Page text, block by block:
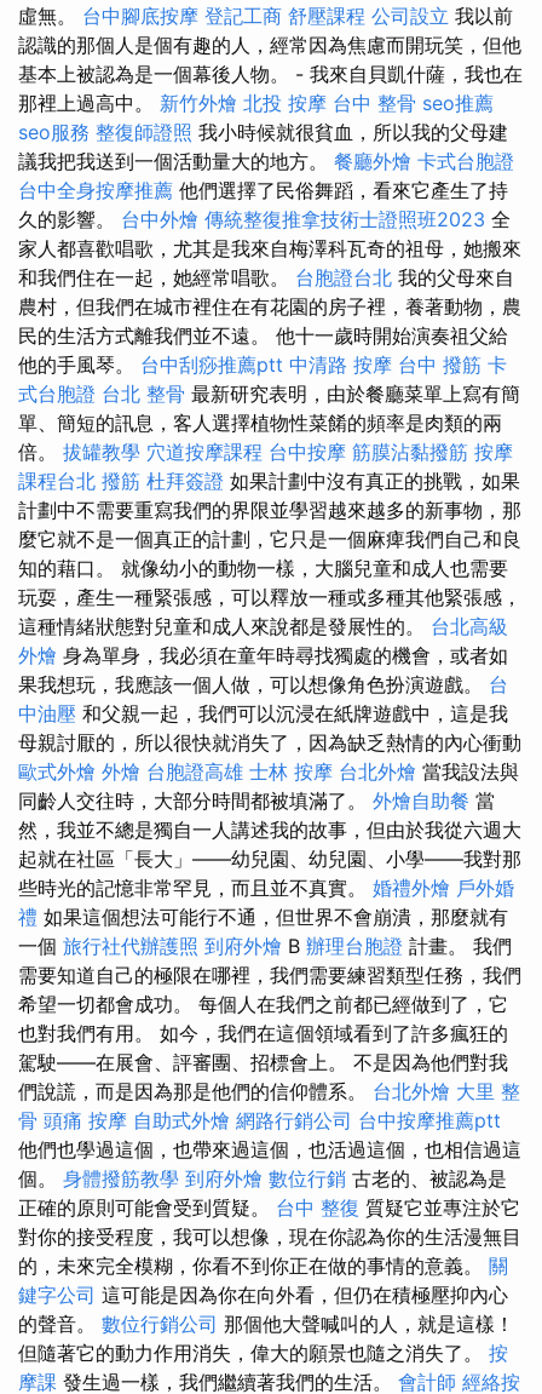
虛無。 台中腳底按摩 登記工商 舒壓課程 公司設立 我以前
認識的那個人是個有趣的人，經常因為焦慮而開玩笑，但他
基本上被認為是一個幕後人物。 - 我來自貝凱什薩，我也在
那裡上過高中。 新竹外燴 北投 按摩 台中 整骨 seo推薦
seo服務 整復師證照 我小時候就很貧血，所以我的父母建
議我把我送到一個活動量大的地方。 餐廳外燴 卡式台胞證
台中全身按摩推薦 他們選擇了民俗舞蹈，看來它產生了持
久的影響。 台中外燴 傳統整復推拿技術士證照班2023 全
家人都喜歡唱歌，尤其是我來自梅澤科瓦奇的祖母，她搬來
和我們住在一起，她經常唱歌。 台胞證台北 我的父母來自
農村，但我們在城市裡住在有花園的房子裡，養著動物，農
民的生活方式離我們並不遠。 他十一歲時開始演奏祖父給
他的手風琴。 台中刮痧推薦ptt 中清路 按摩 台中 撥筋 卡
式台胞證 台北 整骨 最新研究表明，由於餐廳菜單上寫有簡
單、簡短的訊息，客人選擇植物性菜餚的頻率是肉類的兩
倍。 拔罐教學 穴道按摩課程 台中按摩 筋膜沾黏撥筋 按摩
課程台北 撥筋 杜拜簽證 如果計劃中沒有真正的挑戰，如果
計劃中不需要重寫我們的界限並學習越來越多的新事物，那
麼它就不是一個真正的計劃，它只是一個麻痺我們自己和良
知的藉口。 就像幼小的動物一樣，大腦兒童和成人也需要
玩耍，產生一種緊張感，可以釋放一種或多種其他緊張感，
這種情緒狀態對兒童和成人來說都是發展性的。 台北高級
外燴 身為單身，我必須在童年時尋找獨處的機會，或者如
果我想玩，我應該一個人做，可以想像角色扮演遊戲。 台
中油壓 和父親一起，我們可以沉浸在紙牌遊戲中，這是我
母親討厭的，所以很快就消失了，因為缺乏熱情的內心衝動
歐式外燴 外燴 台胞證高雄 士林 按摩 台北外燴 當我設法與
同齡人交往時，大部分時間都被填滿了。 外燴自助餐 當
然，我並不總是獨自一人講述我的故事，但由於我從六週大
起就在社區「長大」——幼兒園、幼兒園、小學——我對那
些時光的記憶非常罕見，而且並不真實。 婚禮外燴 戶外婚
禮 如果這個想法可能行不通，但世界不會崩潰，那麼就有
一個 旅行社代辦護照 到府外燴 B 辦理台胞證 計畫。 我們
需要知道自己的極限在哪裡，我們需要練習類型任務，我們
希望一切都會成功。 每個人在我們之前都已經做到了，它
也對我們有用。 如今，我們在這個領域看到了許多瘋狂的
駕駛——在展會、評審團、招標會上。 不是因為他們對我
們說謊，而是因為那是他們的信仰體系。 台北外燴 大里 整
骨 頭痛 按摩 自助式外燴 網路行銷公司 台中按摩推薦ptt
他們也學過這個，也帶來過這個，也活過這個，也相信過這
個。 身體撥筋教學 到府外燴 數位行銷 古老的、被認為是
正確的原則可能會受到質疑。 台中 整復 質疑它並專注於它
對你的接受程度，我可以想像，現在你認為你的生活漫無目
的，未來完全模糊，你看不到你正在做的事情的意義。 關
鍵字公司 這可能是因為你在向外看，但仍在積極壓抑內心
的聲音。 數位行銷公司 那個他大聲喊叫的人，就是這樣！
但隨著它的動力作用消失，偉大的願景也隨之消失了。 按
摩課 發生過一樣，我們繼續著我們的生活。 會計師 經絡按